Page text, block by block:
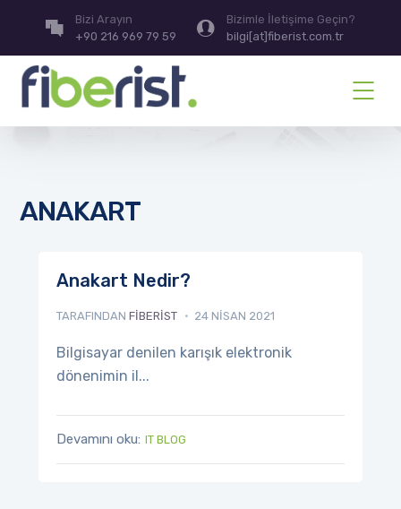
Bizi Arayın
+90 216 969 79 59
Bizimle İletişime Geçin?
bilgi[at]fiberist.com.tr
ANAKART
Anakart Nedir?
TARAFINDAN FIBERIST 24 NISAN 2021
Bilgisayar denilen karışık elektronik
dönenimin il...
Devamını oku: IT BLOG